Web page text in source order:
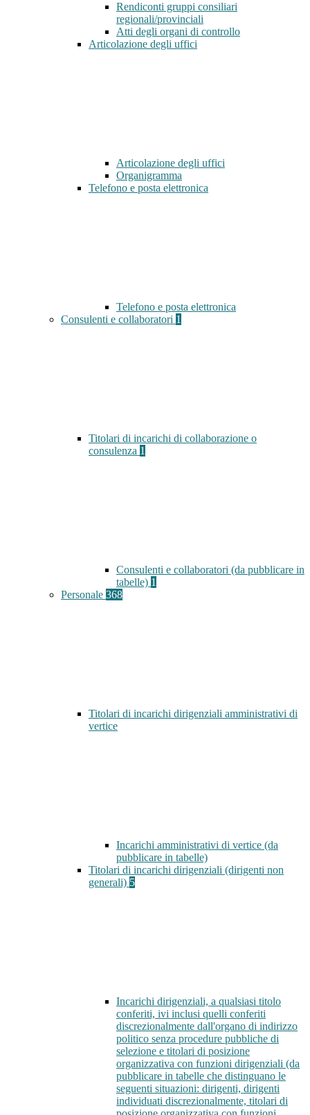
Rendiconti gruppi consiliari
regionali/provinciali
Atti degli organi di controllo
Articolazione degli uffici
Articolazione degli uffici
Organigramma
Telefono e posta elettronica
Telefono e posta elettronica
Consulenti e collaboratori 1
Titolari di incarichi di collaborazione o
consulenza 1
Consulenti e collaboratori (da pubblicare in
tabelle) 1
Personale 368
Titolari di incarichi dirigenziali amministrativi di
vertice
Incarichi amministrativi di vertice (da
pubblicare in tabelle)
Titolari di incarichi dirigenziali (dirigenti non
generali) 5
Incarichi dirigenziali, a qualsiasi titolo
conferiti, ivi inclusi quelli conferiti
discrezionalmente dall'organo di indirizzo
politico senza procedure pubbliche di
selezione e titolari di posizione
organizzativa con funzioni dirigenziali (da
pubblicare in tabelle che distinguano le
seguenti situazioni: dirigenti, dirigenti
individuati discrezionalmente, titolari di